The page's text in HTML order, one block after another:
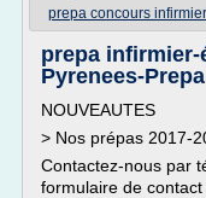
prepa concours
prepa
Pyrenees-
NOUVEAUTES
> Nos prépas 2017-
Contactez-nous par
formulaire de